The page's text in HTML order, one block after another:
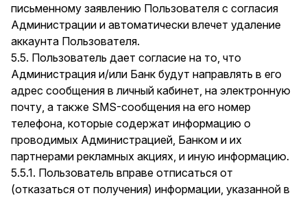
письменному заявлению Пользователя с согласия
Администрации и автоматически влечет удаление
аккаунта Пользователя.
5.5. Пользователь дает согласие на то, что
Администрация и/или Банк будут направлять в его
адрес сообщения в личный кабинет, на электронную
почту, а также SMS-сообщения на его номер
телефона, которые содержат информацию о
проводимых Администрацией, Банком и их
партнерами рекламных акциях, и иную информацию.
5.5.1. Пользователь вправе отписаться от
(отказаться от получения) информации, указанной в